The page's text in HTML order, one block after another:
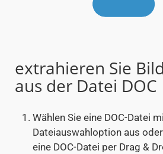
extrahieren Sie
aus der Datei DOC
Wählen Sie eine DOC-Datei
Dateiauswahloption aus
eine DOC-Datei per Drag &